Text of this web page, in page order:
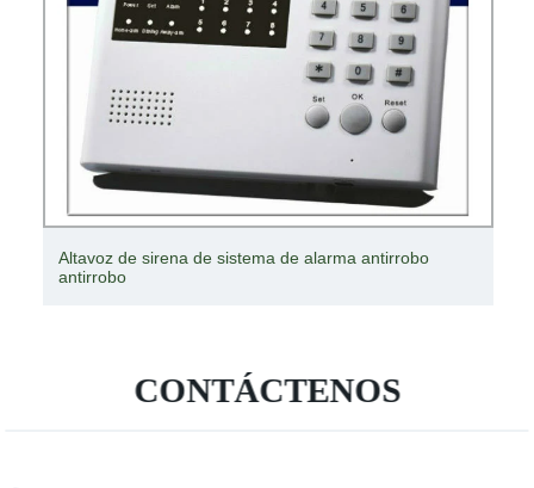
Altavoz de sirena de sistema de alarma antirrobo
antirrobo
CONTÁCTENOS